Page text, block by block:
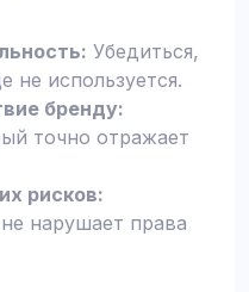
Убедиться,
не используется.
бренду:
точно отражает
рисков:
нарушает права